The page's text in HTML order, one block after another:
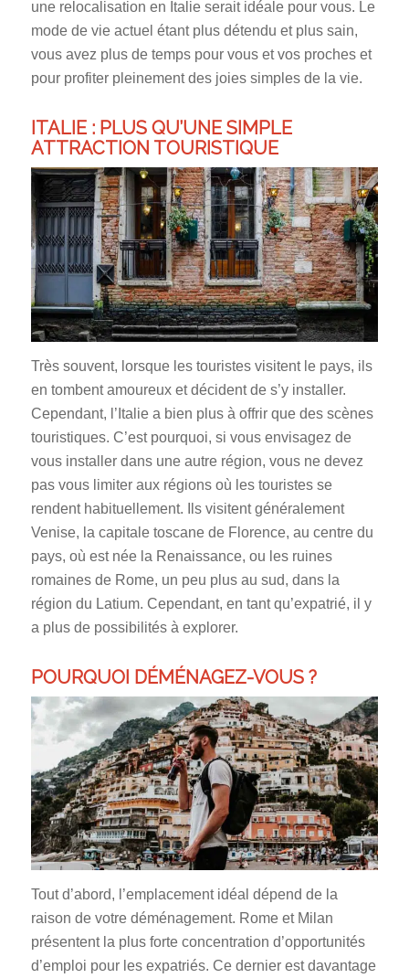
une relocalisation en Italie serait idéale pour vous. Le
mode de vie actuel étant plus détendu et plus sain,
vous avez plus de temps pour vous et vos proches et
pour profiter pleinement des joies simples de la vie.
ITALIE : PLUS QU’UNE SIMPLE
ATTRACTION TOURISTIQUE
Très souvent, lorsque les touristes visitent le pays, ils
en tombent amoureux et décident de s’y installer.
Cependant, l’Italie a bien plus à offrir que des scènes
touristiques. C’est pourquoi, si vous envisagez de
vous installer dans une autre région, vous ne devez
pas vous limiter aux régions où les touristes se
rendent habituellement. Ils visitent généralement
Venise, la capitale toscane de Florence, au centre du
pays, où est née la Renaissance, ou les ruines
romaines de Rome, un peu plus au sud, dans la
région du Latium. Cependant, en tant qu’expatrié, il y
a plus de possibilités à explorer.
POURQUOI DÉMÉNAGEZ-VOUS ?
Tout d’abord, l’emplacement idéal dépend de la
raison de votre déménagement. Rome et Milan
présentent la plus forte concentration d’opportunités
d’emploi pour les expatriés. Ce dernier est davantage